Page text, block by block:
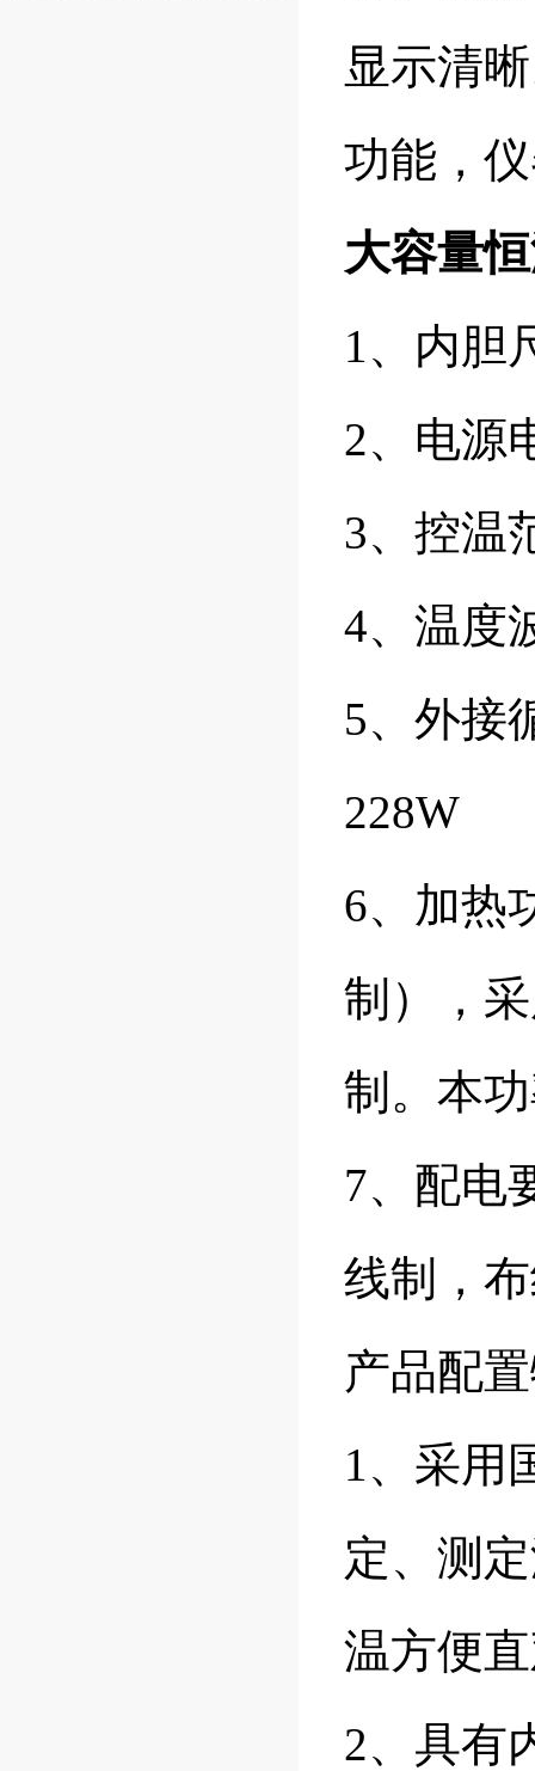
显示清
功能，
大容量
1、内胆
2、电源
3、控温
4、温度
5、外接
228W
6、加热
制），
制。本
7、配电
线制，
产品配
1、采用
定、测
温方便
2、具有